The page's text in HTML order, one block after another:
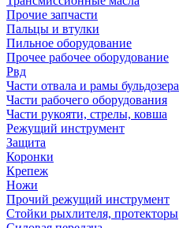
Прочие запчасти
Пальцы и втулки
Пильное оборудование
Прочее рабочее оборудование
Рвд
Части отвала и рамы бульдозера
Части рабочего оборудования
Части рукояти, стрелы, ковша
Режущий инструмент
Защита
Коронки
Крепеж
Ножи
Прочий режущий инструмент
Стойки рыхлителя, протекторы